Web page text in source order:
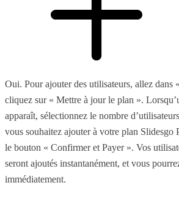
Oui. Pour ajouter des utilisateurs, allez dans
cliquez sur « Mettre à jour le plan ».
apparaît, sélectionnez le nombre
vous souhaitez ajouter à votre plan Slidesgo
le bouton « Confirmer et Payer ». Vos
seront ajoutés instantanément, et vous
immédiatement.